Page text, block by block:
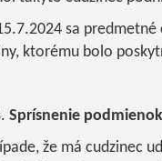
sa
ktorému bolo
Sprísnenie
že má cudzinec